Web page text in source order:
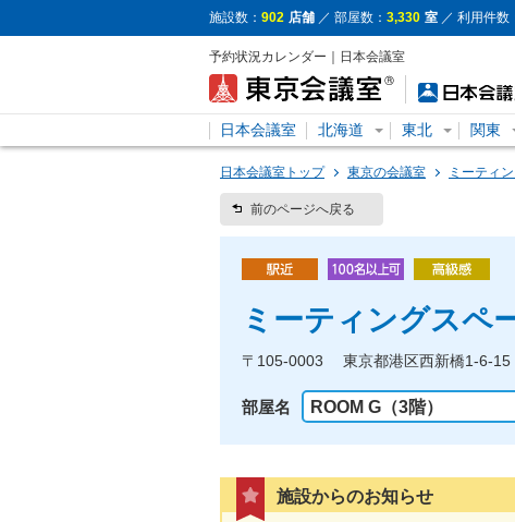
施設数： 902 店舗 ／ 部屋数： 3,330 室 ／ 利用件数
予約状況カレンダー｜日本会議室
日本会議室 北海道 東北 関東
日本会議室トップ 東京の会議室 ミーティ
前のページへ戻る
ミーティングスペ
〒105-0003 東京都港区西新橋1-6-15
部屋名
施設からのお知らせ